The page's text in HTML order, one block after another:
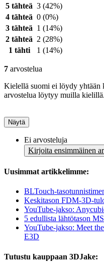
5 tähteä 3 (42%)
4 tähteä 0 (0%)
3 tähteä 1 (14%)
2 tähteä 2 (28%)
1 tähti
1 (14%)
7 arvostelua
Kielellä suomi ei löydy yhtään
arvostelua löytyy muilla kielillä.
Näytä
Ei arvosteluja
Kirjoita ensimmäinen
Uusimmat artikkelimme:
BLTouch-
Keskitason FDM-3D-
YouTube-jakso:
5 edullista lähtötason
YouTube-jakso: Meet
E3D
Tutustu kauppaan 3DJake: